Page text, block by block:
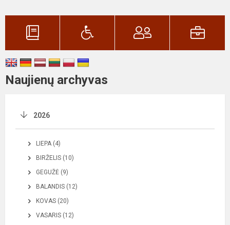
Naujienų archyvas
2026
LIEPA (4)
BIRŽELIS (10)
GEGUŽĖ (9)
BALANDIS (12)
KOVAS (20)
VASARIS (12)